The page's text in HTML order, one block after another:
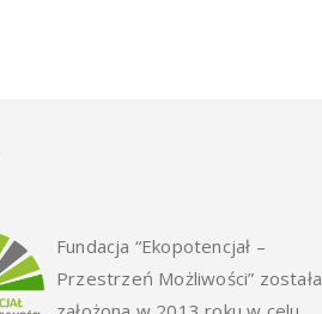
Fundacja “Ekopotencjał –
Przestrzeń Możliwości” została